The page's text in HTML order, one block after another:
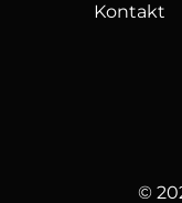
Kontakt
©